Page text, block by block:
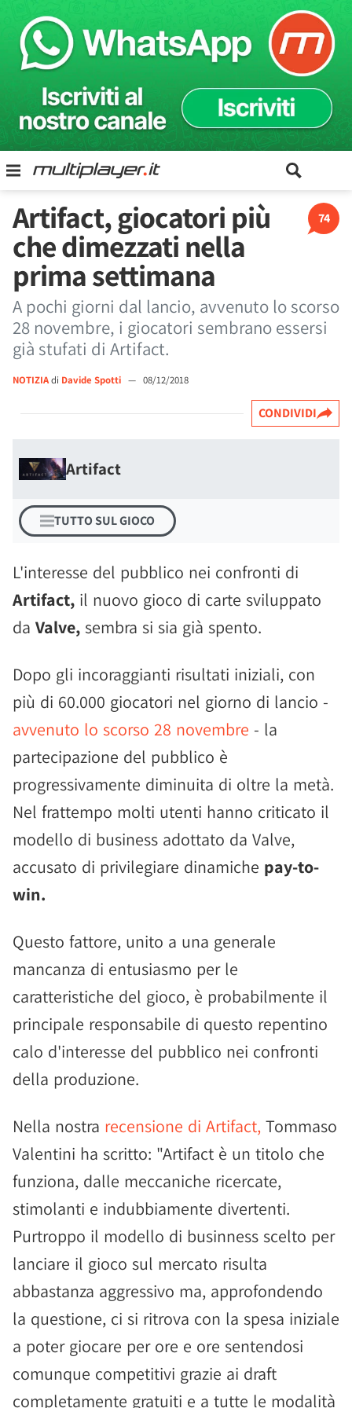
74
Artifact, giocatori più
che dimezzati nella
prima settimana
A pochi giorni dal lancio, avvenuto lo scorso
28 novembre, i giocatori sembrano essersi
già stufati di Artifact.
NOTIZIAdi Davide Spotti — 08/12/2018
CONDIVIDI
Artifact
TUTTO SUL GIOCO
L'interesse del pubblico nei confronti di
Artifact, il nuovo gioco di carte sviluppato
da Valve, sembra si sia già spento.
Dopo gli incoraggianti risultati iniziali, con
più di 60.000 giocatori nel giorno di lancio -
avvenuto lo scorso 28 novembre - la
partecipazione del pubblico è
progressivamente diminuita di oltre la metà.
Nel frattempo molti utenti hanno criticato il
modello di business adottato da Valve,
accusato di privilegiare dinamiche pay-to-
win.
Questo fattore, unito a una generale
mancanza di entusiasmo per le
caratteristiche del gioco, è probabilmente il
principale responsabile di questo repentino
calo d'interesse del pubblico nei confronti
della produzione.
Nella nostra recensione di Artifact, Tommaso
Valentini ha scritto: "Artifact è un titolo che
funziona, dalle meccaniche ricercate,
stimolanti e indubbiamente divertenti.
Purtroppo il modello di businness scelto per
lanciare il gioco sul mercato risulta
abbastanza aggressivo ma, approfondendo
la questione, ci si ritrova con la spesa iniziale
a poter giocare per ore e ore sentendosi
comunque competitivi grazie ai draft
completamente gratuiti e a tutte le modalità